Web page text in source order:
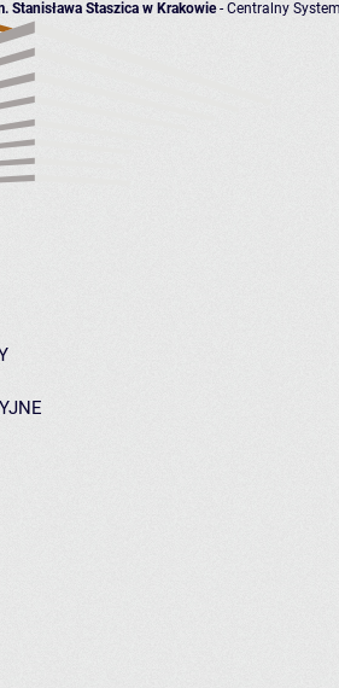
Stanisława Staszica w Krakowie- Centralny